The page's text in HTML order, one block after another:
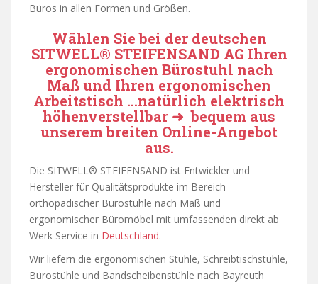
Büros in allen Formen und Größen.
Wählen Sie bei der deutschen
SITWELL® STEIFENSAND AG Ihren
ergonomischen Bürostuhl nach
Maß und Ihren ergonomischen
Arbeitstisch …natürlich elektrisch
höhenverstellbar ➜ bequem aus
unserem breiten Online-Angebot
aus.
Die SITWELL® STEIFENSAND ist Entwickler und
Hersteller für Qualitätsprodukte im Bereich
orthopädischer Bürostühle nach Maß und
ergonomischer Büromöbel mit umfassenden direkt ab
Werk Service in Deutschland.
Wir liefern die ergonomischen Stühle, Schreibtischstühle,
Bürostühle und Bandscheibenstühle nach Bayreuth